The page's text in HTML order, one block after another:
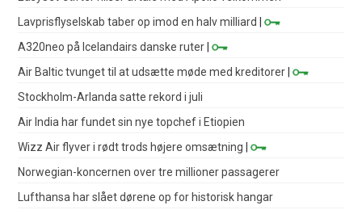
Lavprisflyselskab taber op imod en halv milliard
|
A320neo på Icelandairs danske ruter |
Air Baltic tvunget til at udsætte møde med kreditorer |
Stockholm-Arlanda satte rekord i juli
Air India har fundet sin nye topchef i Etiopien
Wizz Air flyver i rødt trods højere omsætning |
Norwegian-koncernen over tre millioner passagerer
Lufthansa har slået dørene op for historisk hangar